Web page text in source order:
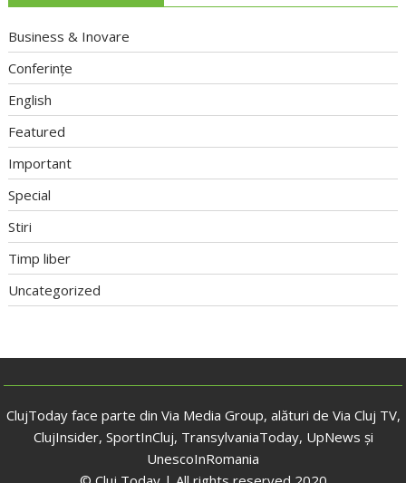
Business & Inovare
Conferințe
English
Featured
Important
Special
Stiri
Timp liber
Uncategorized
ClujToday face parte din Via Media Group, alături de Via Cluj TV,
ClujInsider, SportInCluj, TransylvaniaToday, UpNews și
UnescoInRomania